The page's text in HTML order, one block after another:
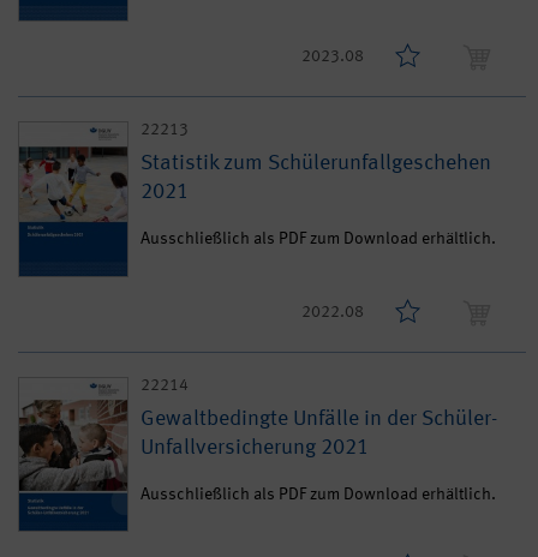
2023.08
22213
Statistik zum Schülerunfallgeschehen
2021
Ausschließlich als PDF zum Download erhältlich.
2022.08
22214
Gewaltbedingte Unfälle in der Schüler-
Unfallversicherung 2021
Ausschließlich als PDF zum Download erhältlich.